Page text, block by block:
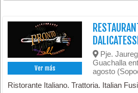
Ver más
Pje.
Guachalla
agosto
Ristorante Italiano. Trattoria. Italian